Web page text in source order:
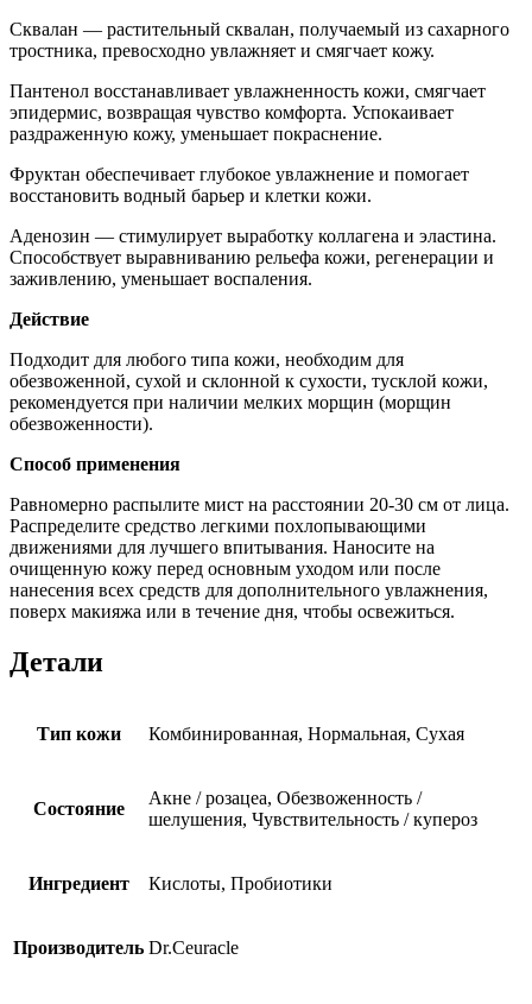
Сквалан — растительный сквалан, получаемый из сахарного
тростника, превосходно увлажняет и смягчает кожу.
Пантенол восстанавливает увлажненность кожи, смягчает
эпидермис, возвращая чувство комфорта. Успокаивает
раздраженную кожу, уменьшает покраснение.
Фруктан обеспечивает глубокое увлажнение и помогает
восстановить водный барьер и клетки кожи.
Аденозин — стимулирует выработку коллагена и эластина.
Способствует выравниванию рельефа кожи, регенерации и
заживлению, уменьшает воспаления.
Действие
Подходит для любого типа кожи, необходим для
обезвоженной, сухой и склонной к сухости, тусклой кожи,
рекомендуется при наличии мелких морщин (морщин
обезвоженности).
Способ применения
Равномерно распылите мист на расстоянии 20-30 см от лица.
Распределите средство легкими похлопывающими
движениями для лучшего впитывания. Наносите на
очищенную кожу перед основным уходом или после
нанесения всех средств для дополнительного увлажнения,
поверх макияжа или в течение дня, чтобы освежиться.
Детали
Тип кожи Комбинированная, Нормальная, Сухая
Состояние
Акне / розацеа, Обезвоженность /
шелушения, Чувствительность / купероз
Ингредиент Кислоты, Пробиотики
Производитель Dr.Ceuracle